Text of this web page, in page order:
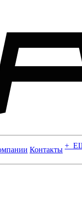
Контакты +